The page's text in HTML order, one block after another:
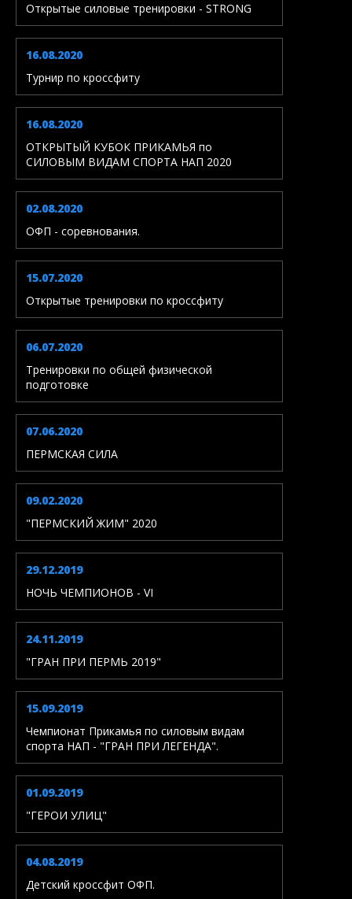
Открытые силовые тренировки - STRONG
16.08.2020
Турнир по кроссфиту
16.08.2020
ОТКРЫТЫЙ КУБОК ПРИКАМЬЯ по
СИЛОВЫМ ВИДАМ СПОРТА НАП 2020
02.08.2020
ОФП - соревнования.
15.07.2020
Открытые тренировки по кроссфиту
06.07.2020
Тренировки по общей физической
подготовке
07.06.2020
ПЕРМСКАЯ СИЛА
09.02.2020
"ПЕРМСКИЙ ЖИМ" 2020
29.12.2019
НОЧЬ ЧЕМПИОНОВ - VI
24.11.2019
"ГРАН ПРИ ПЕРМЬ 2019"
15.09.2019
Чемпионат Прикамья по силовым видам
спорта НАП - "ГРАН ПРИ ЛЕГЕНДА".
01.09.2019
"ГЕРОИ УЛИЦ"
04.08.2019
Детский кроссфит ОФП.